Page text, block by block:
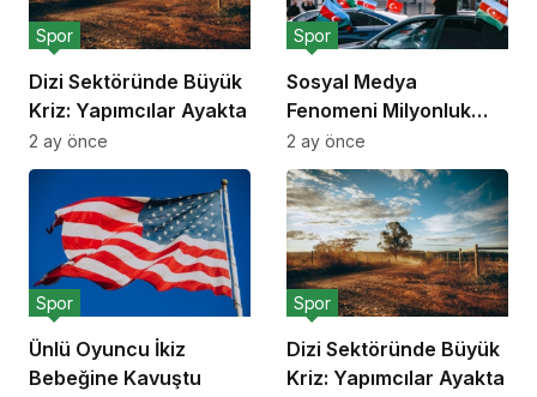
Dizi Sektöründe Büyük
Kriz: Yapımcılar Ayakta
Spor
2 ay önce
Sosyal Medya
Fenomeni Milyonluk
Anlaşma İmzaladı
Spor
2 ay önce
Ünlü Oyuncu İkiz
Bebeğine Kavuştu
Spor
Dizi Sektöründe Büyük
Kriz: Yapımcılar Ayakta
Spor